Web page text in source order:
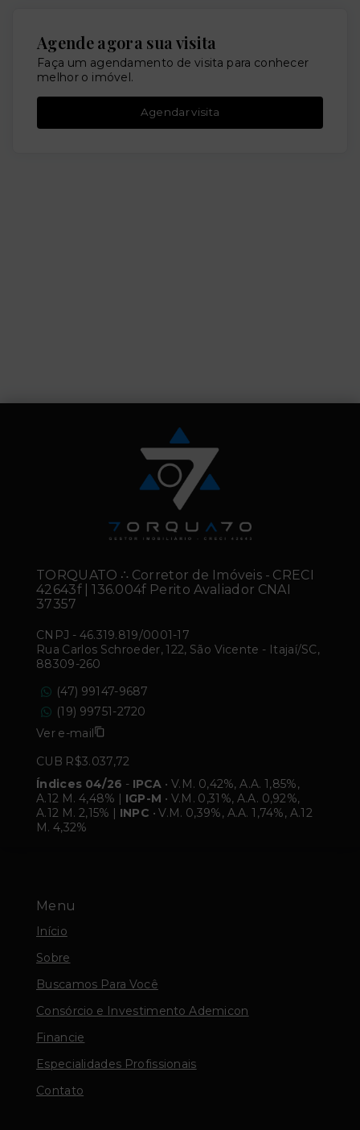
Agende agora sua visita
Faça um agendamento de visita para conhecer
melhor o imóvel.
Agendar visita
Menu
Início
Sobre
Buscamos Para Você
Consórcio e Investimento Ademicon
Financie
Especialidades Profissionais
Contato
TORQUATO ∴ Corretor de Imóveis - CRECI
42643f | 136.004f Perito Avaliador CNAI
37357
CNPJ - 46.319.819/0001-17
Rua Carlos Schroeder, 122, São Vicente - Itajaí/SC,
88309-260
(47) 99147-9687
(19) 99751-2720
Ver e-mail
CUB R$3.037,72
Índices 04/26 - IPCA • V.M. 0,42%, A.A. 1,85%,
A.12 M. 4,48% | IGP-M • V.M. 0,31%, A.A. 0,92%,
A.12 M. 2,15% | INPC • V.M. 0,39%, A.A. 1,74%, A.12
M. 4,32%